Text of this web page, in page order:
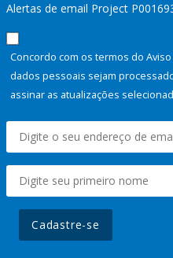
Alertas de email Project
Concordo com os termos do
dados pessoais sejam
assinar as atualizações
Cadastre-se